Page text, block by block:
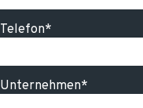
Telefon*
Unternehmen*